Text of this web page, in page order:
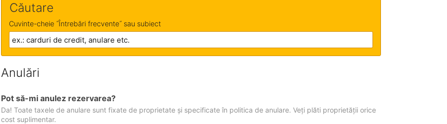
Căutare
Cuvinte-cheie ˝Întrebări frecvente˝ sau subiect
Anulări
Pot să-mi anulez rezervarea?
Da! Toate taxele de anulare sunt fixate de proprietate și specificate în politica de anulare. Veți plăti proprietății orice
cost suplimentar.